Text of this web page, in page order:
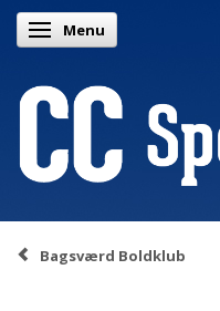
Toggle navigation
Menu
Bagsværd Boldklub